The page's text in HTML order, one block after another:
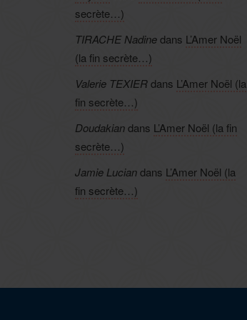
secrète…)
TIRACHE Nadinedans L’Amer Noël
(la fin secrète…)
Valerie TEXIERdans L’Amer Noël (la
fin secrète…)
Doudakiandans L’Amer Noël (la fin
secrète…)
Jamie Luciandans L’Amer Noël (la
fin secrète…)